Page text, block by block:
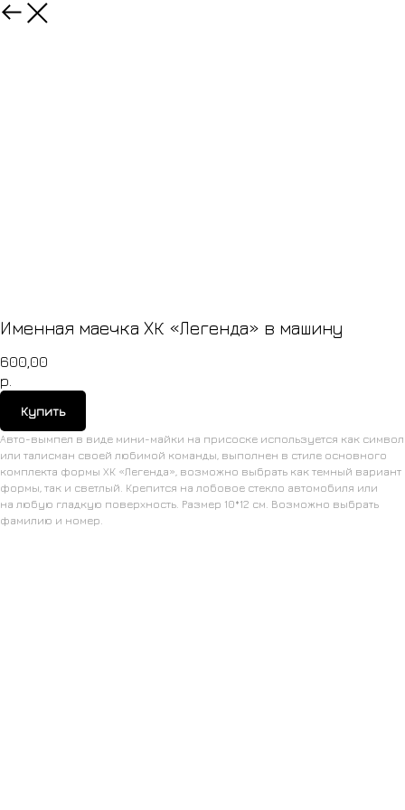
Товары
Именная маечка ХК «Легенда» в машину
600,00
р.
Купить
Авто-вымпел в виде мини-майки на присоске используется как символ
или талисман своей любимой команды, выполнен в стиле основного
комплекта формы ХК «Легенда», возможно выбрать как темный вариант
формы, так и светлый. Крепится на лобовое стекло автомобиля или
на любую гладкую поверхность. Размер 10*12 см. Возможно выбрать
фамилию и номер.